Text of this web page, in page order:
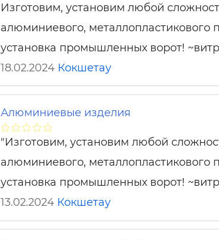
Изготовим, установим любой
алюминиевого, металлопластикового
установка промышленных ворот!
18.02.2024 Кокшетау
Алюминиевые изделия
"Изготовим, установим любой
алюминиевого, металлопластикового
установка промышленных ворот!
13.02.2024 Кокшетау